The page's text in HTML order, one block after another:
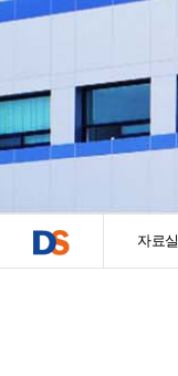
자료실